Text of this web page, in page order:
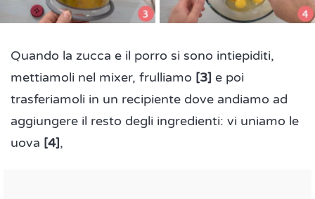
Quando la zucca e il porro si sono intiepiditi,
mettiamoli nel mixer, frulliamo [3] e poi
trasferiamoli in un recipiente dove andiamo ad
aggiungere il resto degli ingredienti: vi uniamo le
uova [4],